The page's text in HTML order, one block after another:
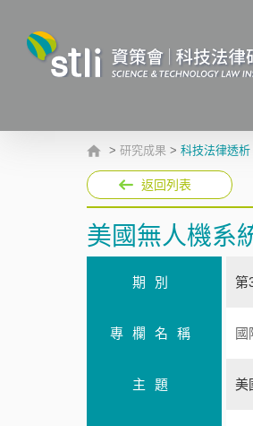
> 研究成果 > 科技法律透析
返回列表
美國無人機系
期別 第
專欄名稱 國
主題 美